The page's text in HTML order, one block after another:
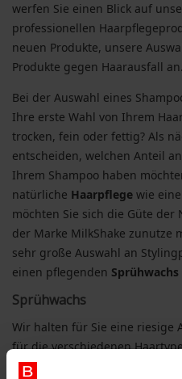
werfen Sie einen Blick auf
professionellen
neuen Produkte, unsere
Produkte gegen Haarausfall an.
Bei der Auswahl eines
Ihre erste Wahl von Ihrem
trocken, fein oder fettig? Als
entscheiden, welchen Anteil
Ihrem Shampoo haben
natürliche Haarpflege wie
möchten Sie sich die Güte
der Marke MilkShake zunutze
sehr große Auswahl an
einen pflegenden Sprühwachs
Sprühwachs
Wir halten für Sie eine riesige
für die verschiedenen
Haartyp um Produkte zu